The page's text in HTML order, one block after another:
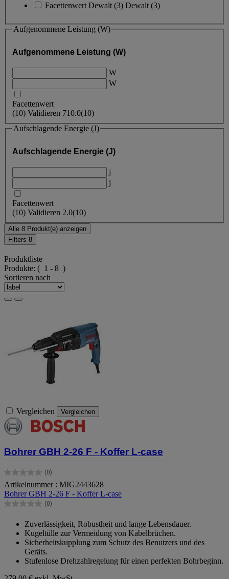
Facettenwert Dewalt (3) Dewalt (3)
Aufgenommene Leistung (W)
Aufgenommene Leistung (W)
W
W
Facettenwert
(10) Validieren 710.0(10)
Aufschlagende Energie (J)
Aufschlagende Energie (J)
j
j
Facettenwert
(10) Validieren 2.0(10)
Alle 8 Produkt(e) anzeigen
Filters 8
Produktliste
Produkte: ( 1 - 8 )
Sortieren nach
Vergleichen Vergleichen
Bohrer GBH 2-26 F - Koffer L-case
(0)
0.0
von
5
Sternen.
Artikelnummer : MIG2443628
Bohrer GBH 2-26 F - Koffer L-case
(0)
0.0
Sternen.
Zuverlässigkeit, Robustheit und lange Lebensdauer.
Kugeltülle zur Vermeidung von Kabelbrüchen.
Sicherheitskupplung zum Schutz des Benutzers und des
Geräts.
Stufenlose Drehzahlregelung für einen perfekten Bohrbeginn.